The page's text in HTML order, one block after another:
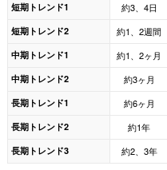
短期トレンド1
約3、4日
短期トレンド2 約1、2週間
中期トレンド1 約1、2ヶ月
中期トレンド2 約3ヶ月
長期トレンド1 約6ヶ月
長期トレンド2 約1年
長期トレンド3 約2、3年